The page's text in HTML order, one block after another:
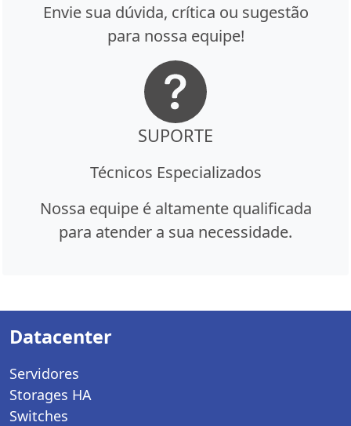
Envie sua dúvida, crítica ou sugestão
para nossa equipe!
SUPORTE
Técnicos Especializados
Nossa equipe é altamente qualificada
para atender a sua necessidade.
Datacenter
Servidores
Storages HA
Switches